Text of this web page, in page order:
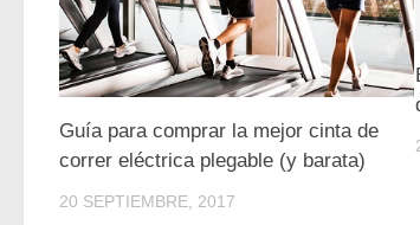
Guía para comprar la mejor cinta de
correr eléctrica plegable (y barata)
20 SEPTIEMBRE, 2017